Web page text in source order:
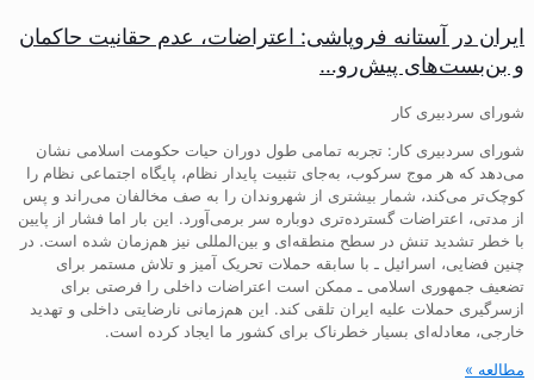
ایران در آستانه فروپاشی: اعتراضات، عدم حقانیت حاکمان
و بن‌بست‌های پیش‌رو…
شورای سردبیری کار
شورای سردبیری کار: تجربه تمامی طول دوران حیات حکومت اسلامی نشان
می‌دهد که هر موج سرکوب، به‌جای تثبیت پایدار نظام، پایگاه اجتماعی نظام را
کوچک‌تر می‌کند، شمار بیشتری از شهروندان را به صف مخالفان می‌راند و پس
از مدتی، اعتراضات گسترده‌تری دوباره سر برمی‌آورد. این بار اما فشار از پایین
با خطر تشدید تنش در سطح منطقه‌ای و بین‌المللی نیز هم‌زمان شده است. در
چنین فضایی، اسرائیل ـ با سابقه حملات تحریک آمیز و تلاش مستمر برای
تضعیف جمهوری اسلامی ـ ممکن است اعتراضات داخلی را فرصتی برای
ازسرگیری حملات علیه ایران تلقی کند. این هم‌زمانی نارضایتی داخلی و تهدید
خارجی، معادله‌ای بسیار خطرناک برای کشور ما ایجاد کرده است.
مطالعه »